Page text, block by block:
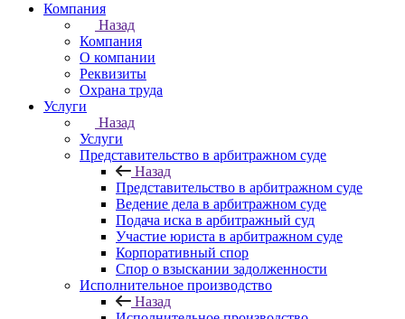
Компания
Назад
Компания
О компании
Реквизиты
Охрана труда
Услуги
Назад
Услуги
Представительство в арбитражном суде
Назад
Представительство в арбитражном суде
Ведение дела в арбитражном суде
Подача иска в арбитражный суд
Участие юриста в арбитражном суде
Корпоративный спор
Спор о взыскании задолженности
Исполнительное производство
Назад